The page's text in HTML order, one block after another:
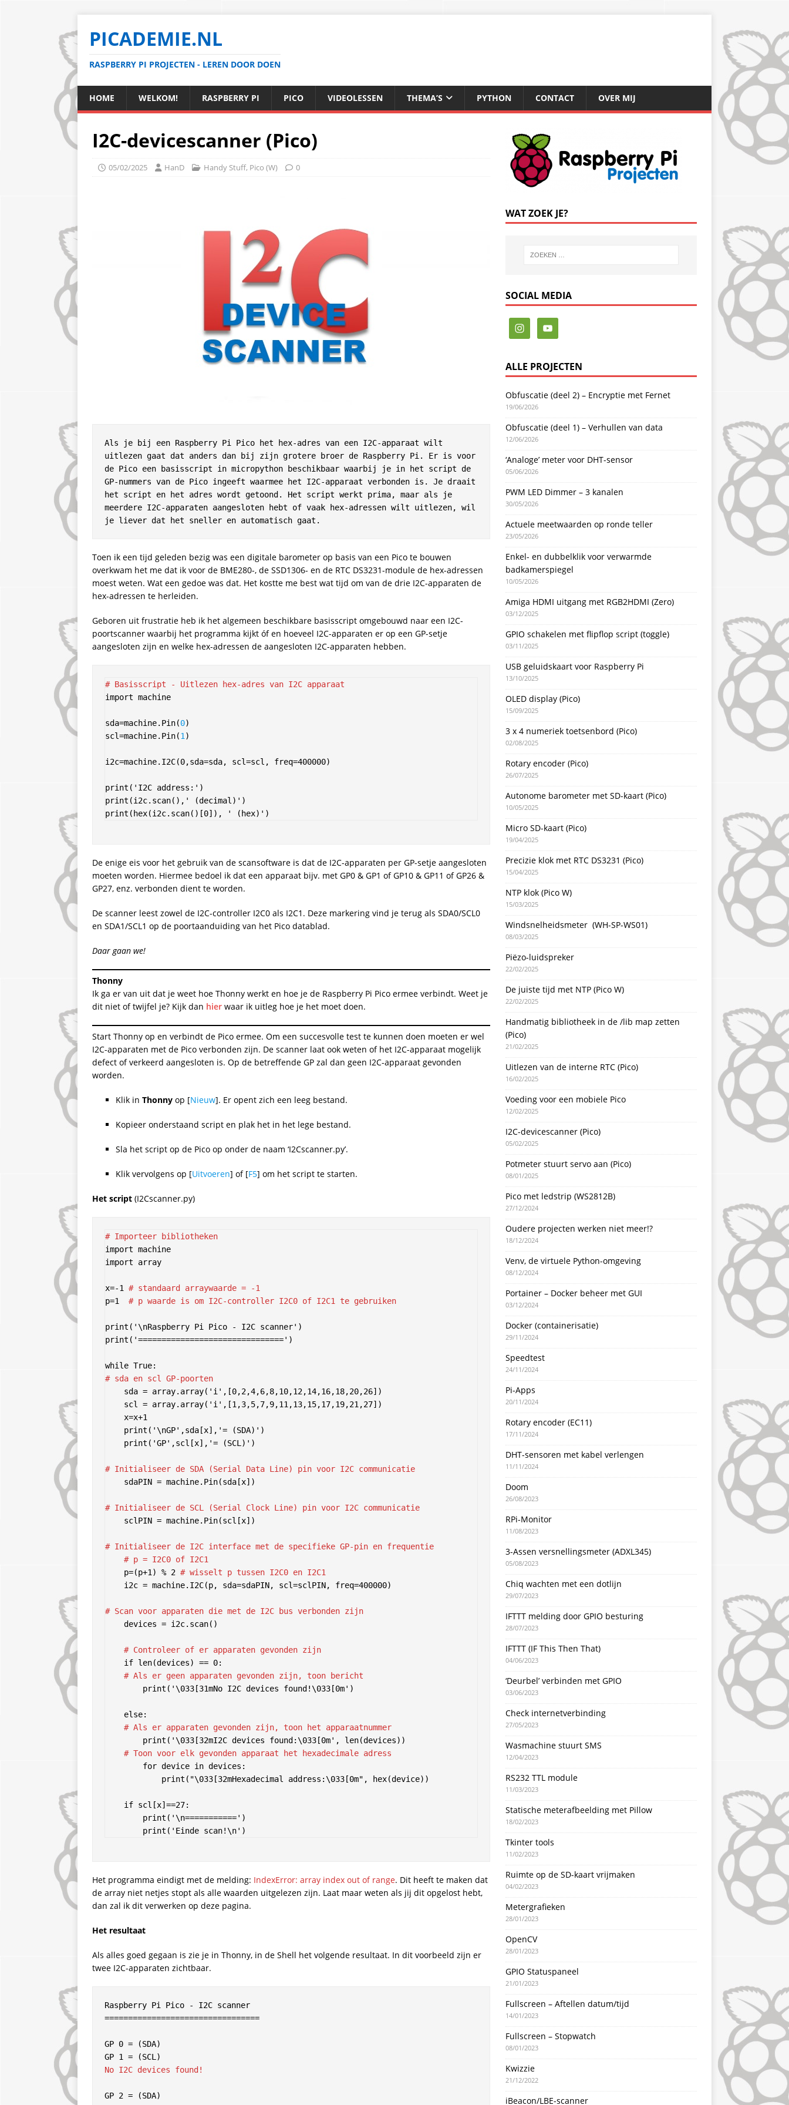
PICADEMIE.NL
RASPBERRY PI PROJECTEN - LEREN DOOR DOEN
HOME WELKOM! RASPBERRY PI PICO VIDEOLESSEN THEMA’S PYTHON CONTACT OVER MIJ
I2C-devicescanner (Pico)
05/02/2025 HanD Handy Stuff, Pico (W) 0
Als je bij een Raspberry Pi Pico het hex-adres van een I2C-apparaat wilt
uitlezen gaat dat anders dan bij zijn grotere broer de Raspberry Pi. Er is voor
de Pico een basisscript in micropython beschikbaar waarbij je in het script de
GP-nummers van de Pico ingeeft waarmee het I2C-apparaat verbonden is. Je draait
het script en het adres wordt getoond. Het script werkt prima, maar als je
meerdere I2C-apparaten aangesloten hebt of vaak hex-adressen wilt uitlezen, wil
je liever dat het sneller en automatisch gaat.
Toen ik een tijd geleden bezig was een digitale barometer op basis van een Pico te bouwen
overkwam het me dat ik voor de BME280-, de SSD1306- en de RTC DS3231-module de hex-adressen
moest weten. Wat een gedoe was dat. Het kostte me best wat tijd om van de drie I2C-apparaten de
hex-adressen te herleiden.
Geboren uit frustratie heb ik het algemeen beschikbare basisscript omgebouwd naar een I2C-
poortscanner waarbij het programma kijkt óf en hoeveel I2C-apparaten er op een GP-setje
aangesloten zijn en welke hex-adressen de aangesloten I2C-apparaten hebben.
# Basisscript - Uitlezen hex-adres van I2C apparaat
import machine
sda=machine.Pin(0)
scl=machine.Pin(1 )
i2c=machine.I2C(0,sda=sda, scl=scl, freq=400000)
print('I2C address:')
print(i2c.scan(),' (decimal)')
print(hex(i2c.scan()[0]), ' (hex)')
De enige eis voor het gebruik van de scansoftware is dat de I2C-apparaten per GP-setje aangesloten
moeten worden. Hiermee bedoel ik dat een apparaat bijv. met GP0 & GP1 of GP10 & GP11 of GP26 &
GP27, enz. verbonden dient te worden.
De scanner leest zowel de I2C-controller I2C0 als I2C1. Deze markering vind je terug als SDA0/SCL0
en SDA1/SCL1 op de poortaanduiding van het Pico datablad.
Daar gaan we!
Thonny
Ik ga er van uit dat je weet hoe Thonny werkt en hoe je de Raspberry Pi Pico ermee verbindt. Weet je
dit niet of twijfel je? Kijk dan hier waar ik uitleg hoe je het moet doen.
Start Thonny op en verbindt de Pico ermee. Om een succesvolle test te kunnen doen moeten er wel
I2C-apparaten met de Pico verbonden zijn. De scanner laat ook weten of het I2C-apparaat mogelijk
defect of verkeerd aangesloten is. Op de betreffende GP zal dan geen I2C-apparaat gevonden
worden.
Klik in Thonny op [Nieuw]. Er opent zich een leeg bestand.
Kopieer onderstaand script en plak het in het lege bestand.
Sla het script op de Pico op onder de naam ‘I2Cscanner.py’.
Klik vervolgens op [Uitvoeren] of [F5] om het script te starten.
Het script (I2Cscanner.py)
# Importeer bibliotheken
import machine
import array
x=-1 # standaard arraywaarde = -1
p=1 # p waarde is om I2C-controller I2C0 of I2C1 te gebruiken
print('\nRaspberry Pi Pico - I2C scanner')
print('===============================')
# sda en scl GP-poorten
# Initialiseer de SDA (Serial Data Line) pin voor I2C communicatie
# Initialiseer de SCL (Serial Clock Line) pin voor I2C communicatie
# Initialiseer de I2C interface met de specifieke GP-pin en frequentie
# p = I2C0 of I2C1
    p=(p+1) % 2
# wisselt p tussen I2C0 en I2C1
# Scan voor apparaten die met de I2C bus verbonden zijn
# Controleer of er apparaten gevonden zijn
# Als er geen apparaten gevonden zijn, toon bericht
# Als er apparaten gevonden zijn, toon het apparaatnummer
# Toon voor elk gevonden apparaat het hexadecimale adress
        print('Einde scan!\n')
Het programma eindigt met de melding: IndexError: array index out of range. Dit heeft te maken dat
de array niet netjes stopt als alle waarden uitgelezen zijn. Laat maar weten als jij dit opgelost hebt,
dan zal ik dit verwerken op deze pagina.
Het resultaat
Als alles goed gegaan is zie je in Thonny, in de Shell het volgende resultaat. In dit voorbeeld zijn er
twee I2C-apparaten zichtbaar.
Raspberry Pi Pico - I2C scanner
=================================
GP 0 = (SDA)
GP 1 = (SCL)
No I2C devices found!
GP 2 = (SDA)
WAT ZOEK JE?
SOCIAL MEDIA
ALLE PROJECTEN
Obfuscatie (deel 2) – Encryptie met Fernet
19/06/2026
Obfuscatie (deel 1) – Verhullen van data
12/06/2026
‘Analoge’ meter voor DHT-sensor
05/06/2026
PWM LED Dimmer – 3 kanalen
30/05/2026
Actuele meetwaarden op ronde teller
23/05/2026
Enkel- en dubbelklik voor verwarmde
badkamerspiegel
10/05/2026
Amiga HDMI uitgang met RGB2HDMI (Zero)
03/12/2025
GPIO schakelen met flipflop script (toggle)
03/11/2025
USB geluidskaart voor Raspberry Pi
13/10/2025
OLED display (Pico)
15/09/2025
3 x 4 numeriek toetsenbord (Pico)
02/08/2025
Rotary encoder (Pico)
26/07/2025
Autonome barometer met SD-kaart (Pico)
10/05/2025
Micro SD-kaart (Pico)
19/04/2025
Precizie klok met RTC DS3231 (Pico)
15/04/2025
NTP klok (Pico W)
15/03/2025
Windsnelheidsmeter (WH-SP-WS01)
08/03/2025
Piëzo-luidspreker
22/02/2025
De juiste tijd met NTP (Pico W)
22/02/2025
Handmatig bibliotheek in de /lib map zetten
(Pico)
21/02/2025
Uitlezen van de interne RTC (Pico)
16/02/2025
Voeding voor een mobiele Pico
12/02/2025
I2C-devicescanner (Pico)
05/02/2025
Potmeter stuurt servo aan (Pico)
08/01/2025
Pico met ledstrip (WS2812B)
27/12/2024
Oudere projecten werken niet meer!?
18/12/2024
Venv, de virtuele Python-omgeving
08/12/2024
Portainer – Docker beheer met GUI
03/12/2024
Docker (containerisatie)
29/11/2024
Speedtest
24/11/2024
Pi-Apps
20/11/2024
Rotary encoder (EC11)
17/11/2024
DHT-sensoren met kabel verlengen
11/11/2024
Doom
26/08/2023
RPi-Monitor
11/08/2023
3-Assen versnellingsmeter (ADXL345)
05/08/2023
Chiq wachten met een dotlijn
29/07/2023
IFTTT melding door GPIO besturing
28/07/2023
IFTTT (IF This Then That)
04/06/2023
‘Deurbel’ verbinden met GPIO
03/06/2023
Check internetverbinding
27/05/2023
Wasmachine stuurt SMS
12/04/2023
RS232 TTL module
11/03/2023
Statische meterafbeelding met Pillow
18/02/2023
Tkinter tools
11/02/2023
Ruimte op de SD-kaart vrijmaken
04/02/2023
Metergrafieken
28/01/2023
OpenCV
28/01/2023
GPIO Statuspaneel
21/01/2023
Fullscreen – Aftellen datum/tijd
14/01/2023
Fullscreen – Stopwatch
08/01/2023
Kwizzie
21/12/2022
iBeacon/LBE-scanner